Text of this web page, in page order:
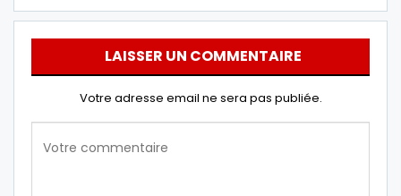
LAISSER UN COMMENTAIRE
Votre adresse email ne sera pas publiée.